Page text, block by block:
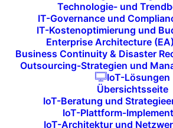
Technologie- und
IT-Governance und
IT-Kostenoptimierung und
Enterprise Architecture
Business Continuity & Disaster
Outsourcing-Strategien und
IoT-Lösungen
Übersichtsseite
IoT-Beratung und
IoT-Plattform-
IoT-Architektur und
Sie ist eine der wichtigsten
des Huddle Spaces, die
als auch Komfort bietet und
technischer Unterstützung